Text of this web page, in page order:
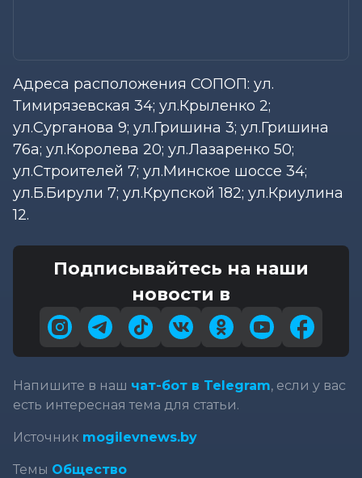
Адреса расположения СОПОП: ул.
Тимирязевская 34; ул.Крыленко 2;
ул.Сурганова 9; ул.Гришина 3; ул.Гришина
76а; ул.Королева 20; ул.Лазаренко 50;
ул.Строителей 7; ул.Минское шоссе 34;
ул.Б.Бирули 7; ул.Крупской 182; ул.Криулина
12.
Подписывайтесь на наши
новости в
Напишите в наш чат-бот в Telegram, если у вас
есть интересная тема для статьи.
Источник mogilevnews.by
Темы Общество